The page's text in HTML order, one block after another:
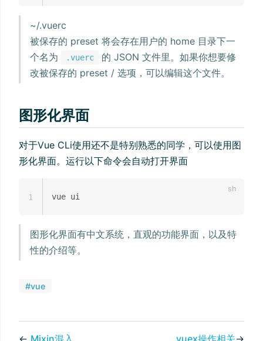
~/.vuerc
被保存的 preset 将会存在用户的 home 目录下一
个名为
.vuerc
的 JSON 文件里。如果你想要修
改被保存的 preset / 选项，可以编辑这个文件。
图形化界面
对于Vue CLi使用还不是特别熟悉的同学，可以使用图
形化界面。运行以下命令会自动打开界面
1
图形化界面有中文系统，直观的功能界面，以及特
性的介绍等。
#vue